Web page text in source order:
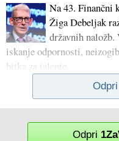
Na 43. Finančni
Žiga Debeljak
državnih
iskanje odpornosti,
bitka za talente
Odpri